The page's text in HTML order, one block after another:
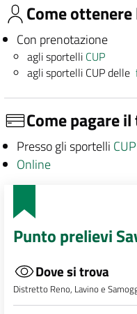
Come
Con prenotazione
agli sportelli CUP
agli sportelli CUP delle
Come pagare
Presso gli sportelli CUP
Online
Punto prelievi
Dove si trova
Distretto Reno, Lavino e